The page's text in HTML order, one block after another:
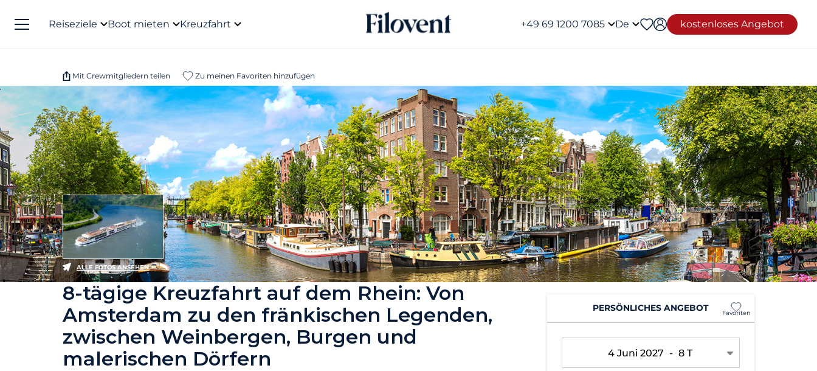
Reiseziele Boot mieten Kreuzfahrt +49 69 1200 7085 De kostenloses Angebot
Mit Crewmitgliedern teilen Zu meinen Favoriten hinzufügen
ALLE FOTOS ANSEHEN
8-tägige Kreuzfahrt auf dem Rhein: Von
Amsterdam zu den fränkischen Legenden,
zwischen Weinbergen, Burgen und
malerischen Dörfern
PERSÖNLICHES ANGEBOT Favoriten
4 Juni 2027 - 8 T